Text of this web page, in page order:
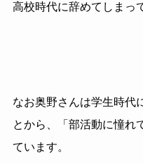
高校時代に辞めてしまっ
なお奥野さんは学生時代
とから、「部活動に憧れ
ています。